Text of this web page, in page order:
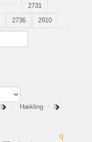
2731
2736 2910
Hækling